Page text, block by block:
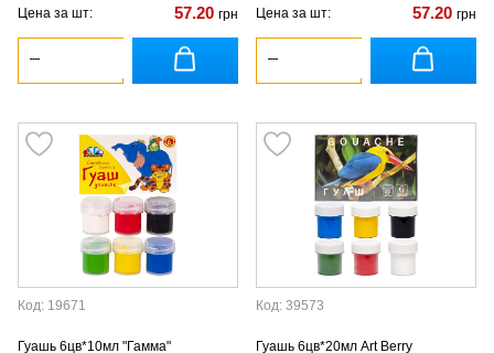
Цена за шт: 57.20 грн Цена за шт: 57.20 грн
Код: 19671
Гуашь 6цв*10мл "Гамма"
Код: 39573
Гуашь 6цв*20мл Art Berry